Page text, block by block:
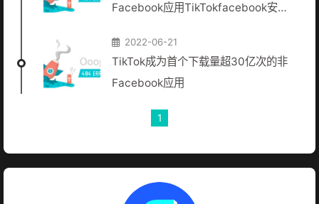
Facebook应用TikTokfacebook安装
2022-06-21
TikTok成为首个下载量超30亿次的非
Facebook应用
1